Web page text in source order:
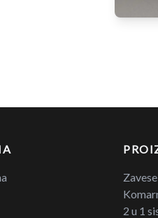
Zavese
2 u 1